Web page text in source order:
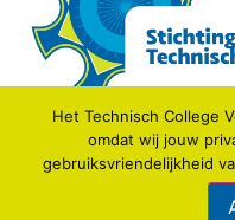
© 2021
Het Technisch College
omdat wij jouw
gebruiksvriendelijkheid